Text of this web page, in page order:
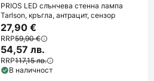
PRIOS LED слънчева стенна лампа
Tarlson, кръгла, антрацит, сензор
27,90 €
RRP59,90 €
54,57 лв.
RRP117,15 лв.
В наличност